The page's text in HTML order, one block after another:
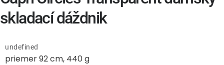
priemer 92 cm, 440 g
undefined
skladací dáždnik